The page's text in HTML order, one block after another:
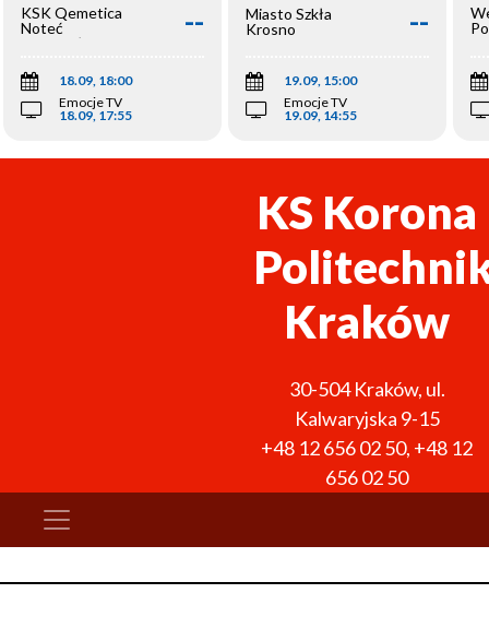
KSK Qemetica
Noteć
Inowrocław
--
18.09, 18:00
Emocje TV
18.09, 17:55
Miasto Szkła
Krosno
--
19.09, 15:00
Emocje TV
19.09, 14:55
KS Korona
Kraków
30-504 Kraków, ul.
Kalwaryjska 9-15
+48 12 656 02 50, +48 12
656 02 50